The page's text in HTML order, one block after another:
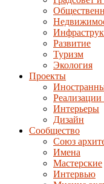
Развитие
Туризм
Экология
Проекты
Реализации
Интерьеры
Дизайн
Сообщество
Союз
Имена
Мастерские
Интервью